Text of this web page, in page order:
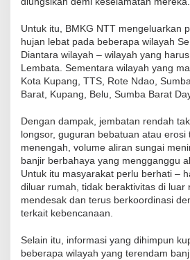
Untuk itu, BMKG NTT mengeluarkan
hujan lebat pada beberapa wilayah
Diantara wilayah – wilayah yang
Lembata. Sementara wilayah yang
Kota Kupang, TTS, Rote Ndao,
Barat, Kupang, Belu, Sumba Barat
Dengan dampak, jembatan rendah
longsor, guguran bebatuan atau erosi
menengah, volume aliran sungai
banjir berbahaya yang mengganggu
Untuk itu masyarakat perlu berhati –
diluar rumah, tidak beraktivitas di luar
mendesak dan terus berkoordinasi
terkait kebencanaan.
Selain itu, informasi yang dihimpun
beberapa wilayah yang terendam